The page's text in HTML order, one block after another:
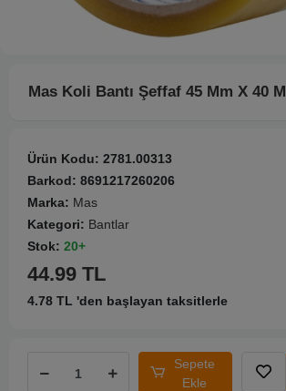
Mas Koli Bantı Şeffaf 45 Mm X 40 M
Ürün Kodu: 2781.00313
Barkod: 8691217260206
Marka: Mas
Kategori: Bantlar
Stok: 20+
44.99 TL
4.78 TL 'den başlayan taksitlerle
Sepete
Ekle